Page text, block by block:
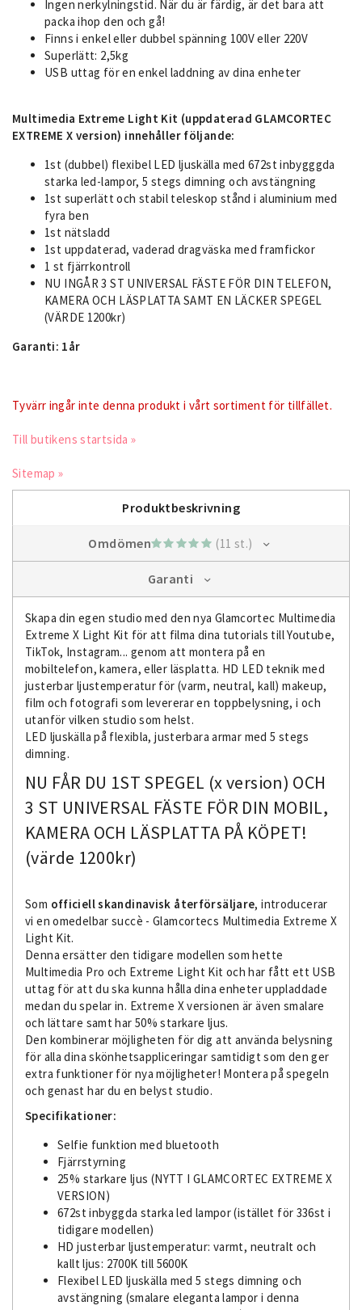
Ingen nerkylningstid. När du är färdig, är det bara att
packa ihop den och gå!
Finns i enkel eller dubbel spänning 100V eller 220V
Superlätt: 2,5kg
USB uttag för en enkel laddning av dina enheter
Multimedia Extreme Light Kit (uppdaterad GLAMCORTEC
EXTREME X version) innehåller följande:
1st (dubbel) flexibel LED ljuskälla med 672st inbygggda
starka led-lampor, 5 stegs dimning och avstängning
1st superlätt och stabil teleskop stånd i aluminium med
fyra ben
1st nätsladd
1st uppdaterad, vaderad dragväska med framfickor
1 st fjärrkontroll
NU INGÅR 3 ST UNIVERSAL FÄSTE FÖR DIN TELEFON,
KAMERA OCH LÄSPLATTA SAMT EN LÄCKER SPEGEL
(VÄRDE 1200kr)
Garanti: 1år
Tyvärr ingår inte denna produkt i vårt sortiment för tillfället.
Till butikens startsida »
Sitemap »
Produktbeskrivning
Omdömen (11 st.)
Garanti
Skapa din egen studio med den nya Glamcortec Multimedia
Extreme X Light Kit för att filma dina tutorials till Youtube,
TikTok, Instagram... genom att montera på en
mobiltelefon, kamera, eller läsplatta. HD LED teknik med
justerbar ljustemperatur för (varm, neutral, kall) makeup,
film och fotografi som levererar en toppbelysning, i och
utanför vilken studio som helst.
LED ljuskälla på flexibla, justerbara armar med 5 stegs
dimning.
NU FÅR DU 1ST SPEGEL (x version) OCH
3 ST UNIVERSAL FÄSTE FÖR DIN MOBIL,
KAMERA OCH LÄSPLATTA PÅ KÖPET!
(värde 1200kr)
Som officiell skandinavisk återförsäljare, introducerar
vi en omedelbar succè - Glamcortecs Multimedia Extreme X
Light Kit.
Denna ersätter den tidigare modellen som hette
Multimedia Pro och Extreme Light Kit och har fått ett USB
uttag för att du ska kunna hålla dina enheter uppladdade
medan du spelar in. Extreme X versionen är även smalare
och lättare samt har 50% starkare ljus.
Den kombinerar möjligheten för dig att använda belysning
för alla dina skönhetsappliceringar samtidigt som den ger
extra funktioner för nya möjligheter! Montera på spegeln
och genast har du en belyst studio.
Specifikationer:
Selfie funktion med bluetooth
Fjärrstyrning
25% starkare ljus (NYTT I GLAMCORTEC EXTREME X
VERSION)
672st inbyggda starka led lampor (istället för 336st i
tidigare modellen)
HD justerbar ljustemperatur: varmt, neutralt och
kallt ljus: 2700K till 5600K
Flexibel LED ljuskälla med 5 stegs dimning och
avstängning (smalare eleganta lampor i denna